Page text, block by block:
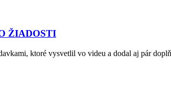
ŽIADOSTI
ktoré vysvetlil vo videu a dodal aj pár